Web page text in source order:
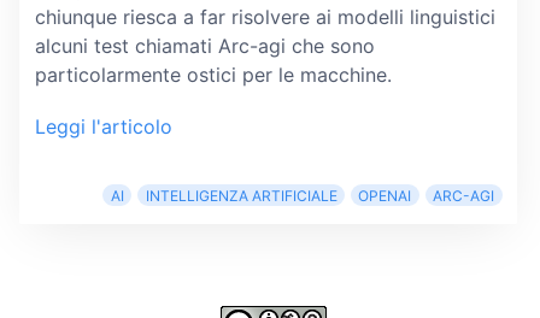
chiunque riesca a far risolvere ai modelli linguistici
alcuni test chiamati Arc-agi che sono
particolarmente ostici per le macchine.
Leggi l'articolo
AI INTELLIGENZA ARTIFICIALE OPENAI ARC-AGI